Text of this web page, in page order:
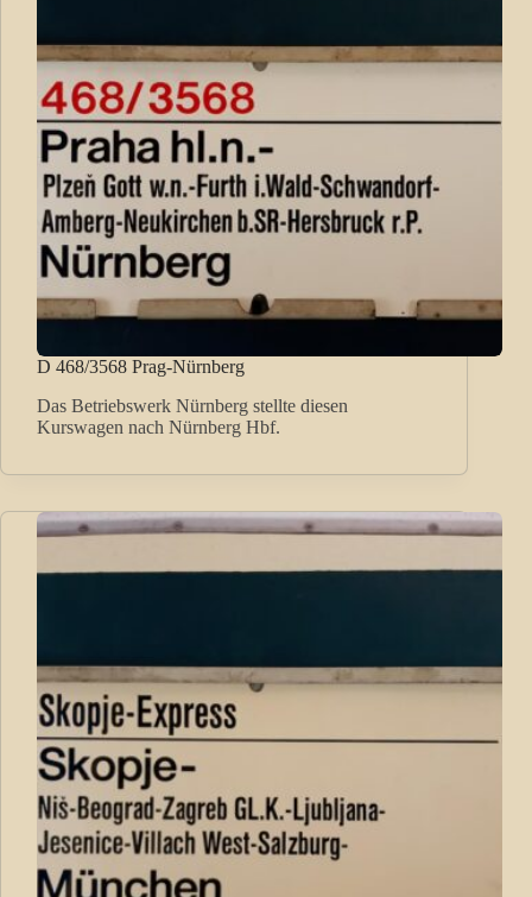
D 468/3568 Prag-Nürnberg
Das Betriebswerk Nürnberg stellte diesen
Kurswagen nach Nürnberg Hbf.